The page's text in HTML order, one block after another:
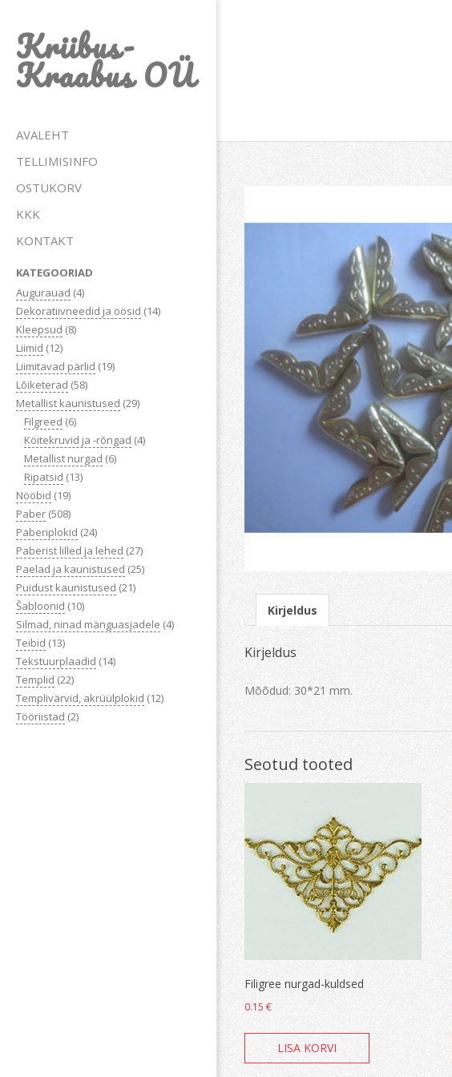
content
Kriibus-
Kraabus OÜ
Primary
Menu
AVALEHT
TELLIMISINFO
OSTUKORV
KKK
KONTAKT
KATEGOORIAD
Augurauad (4)
Dekoratiivneedid ja öösid (14)
Kleepsud (8)
Liimid (12)
Liimitavad pärlid (19)
Lõiketerad (58)
Metallist kaunistused (29)
Filgreed (6)
Köitekruvid ja -rõngad (4)
Metallist nurgad (6)
Ripatsid (13)
Nööbid (19)
Paber (508)
Paberiplokid (24)
Paberist lilled ja lehed (27)
Paelad ja kaunistused (25)
Puidust kaunistused (21)
Šabloonid (10)
Silmad, ninad mänguasjadele (4)
Teibid (13)
Tekstuurplaadid (14)
Templid (22)
Templivärvid, akrüülplokid (12)
Tööriistad (2)
Kirjeldus
Kirjeldus
Mõõdud: 30*21 mm.
Seotud tooted
Filigree nurgad-kuldsed
0.15 €
LISA KORVI